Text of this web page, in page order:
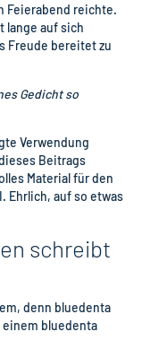
Feierabend reichte.
lange auf sich
Freude bereitet zu
Gedicht so
Verwendung
Beitrags
Material für den
Ehrlich, auf so etwas
schreibt
denn bluedenta
bluedenta